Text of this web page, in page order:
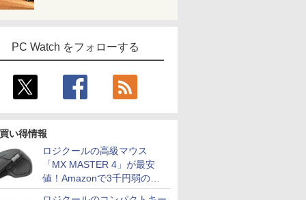
PC Watch をフォローする
い得情報
ロジクールの高級マウス
「MX MASTER 4」が最安
値！Amazonで3千円弱の割
引